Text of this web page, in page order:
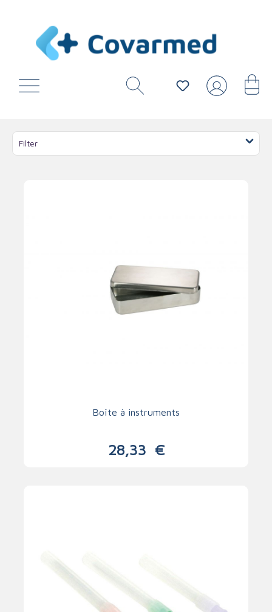
Filter
Boîte à instruments
28,33 €